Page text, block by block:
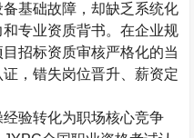
基础故障，却缺乏系统化
专业资质背书。在企业规
招标资质审核严格化的当
，错失岗位晋升、薪资定
验转化为职场核心竞争